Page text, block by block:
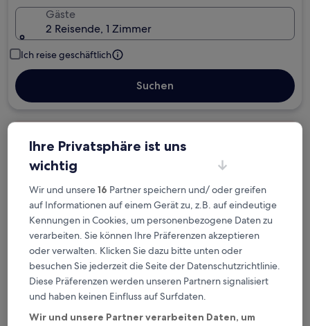
Gäste
2 Reisende, 1 Zimmer
Ich reise geschäftlich
Suchen
Kostenlose Stornierung bei
Planänderungen
Verdiene Prämien für jede
wahrgenommene Übernachtung
Mehr sparen mit Preisen für Mitglieder
Überprüfe die Preise für diese Daten
Ihre Privatsphäre ist uns
wichtig
Wir und unsere16 Partner speichern und/ oder greifen
auf Informationen auf einem Gerät zu, z.B. auf eindeutige
Kennungen in Cookies, um personenbezogene Daten zu
verarbeiten. Sie können Ihre Präferenzen akzeptieren
oder verwalten. Klicken Sie dazu bitte unten oder
besuchen Sie jederzeit die Seite der Datenschutzrichtlinie.
Diese Präferenzen werden unseren Partnern signalisiert
und haben keinen Einfluss auf Surfdaten.
Wir und unsere Partner verarbeiten Daten, um